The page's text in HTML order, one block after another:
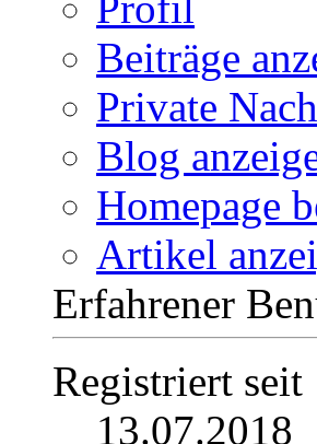
28.02.2023,
ZoomH1
Profil
Beiträge
Private
Blog
Homepage
Artikel
Erfahrener